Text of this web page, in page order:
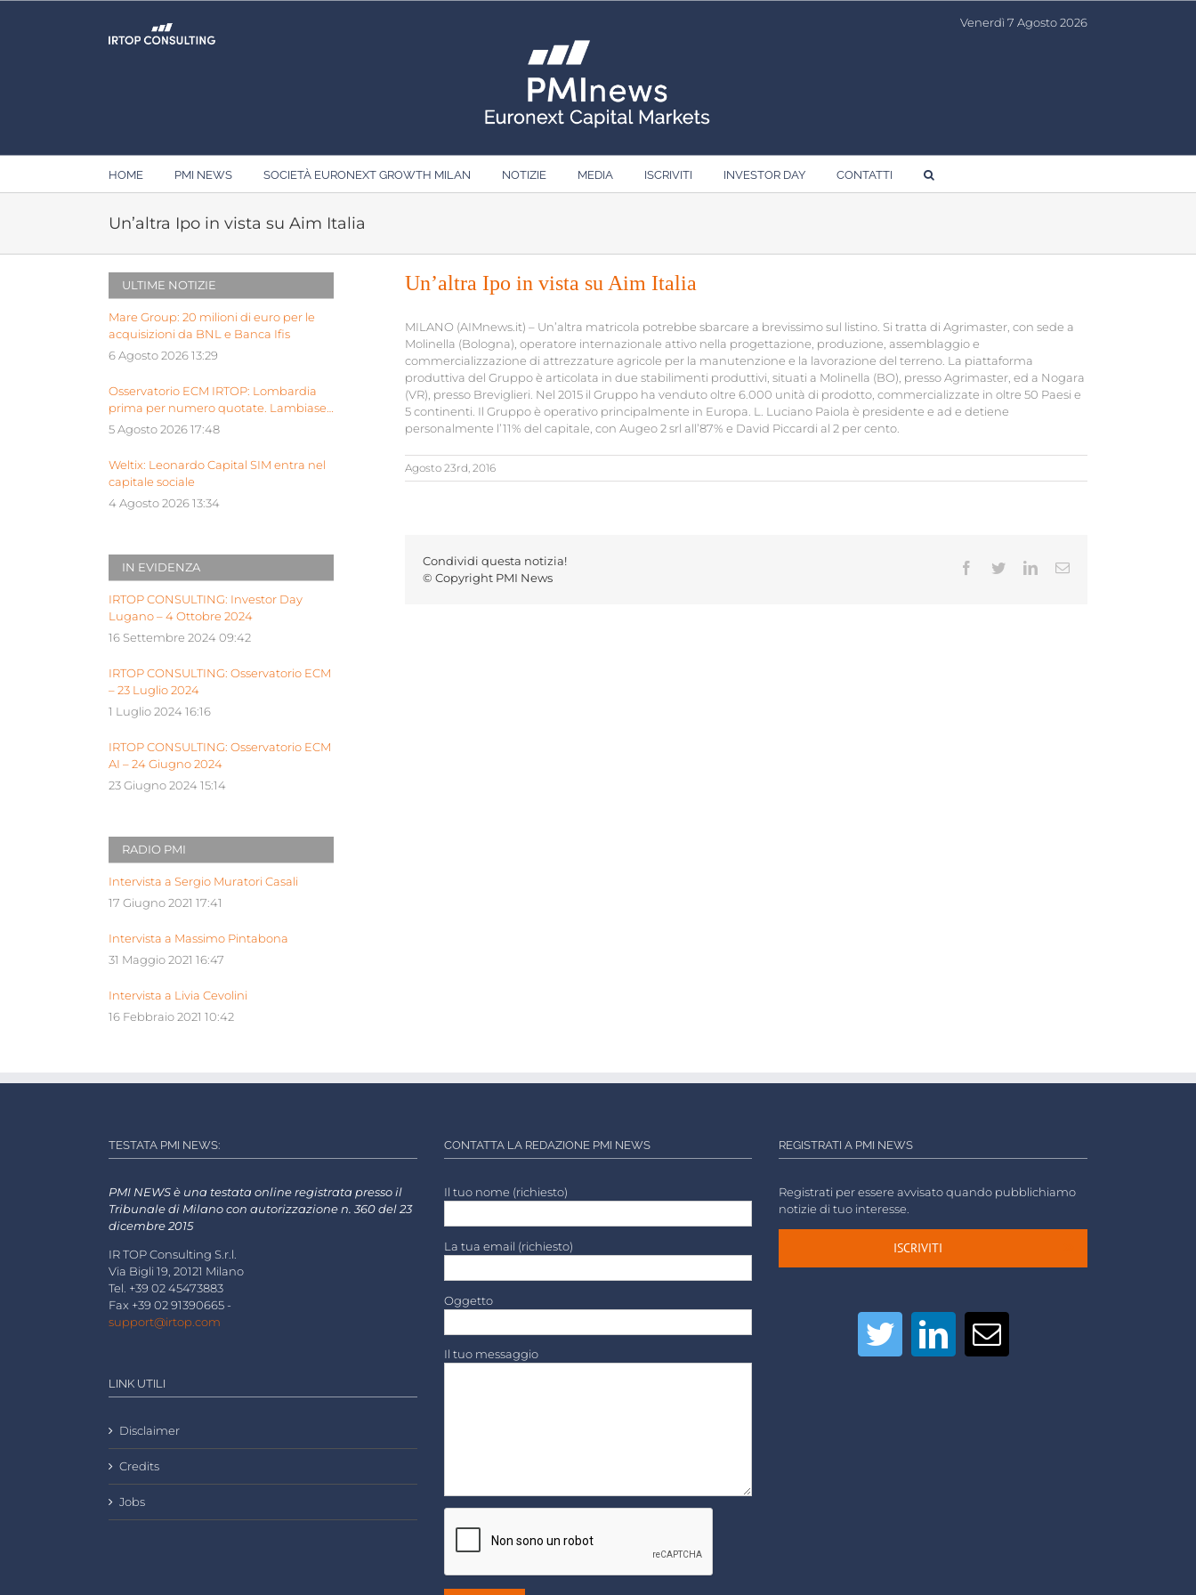
Venerdì 7 Agosto 2026
HOME PMI NEWS SOCIETÀ EURONEXT GROWTH MILAN NOTIZIE MEDIA ISCRIVITI INVESTOR DAY CONTATTI
Un’altra Ipo in vista su Aim Italia
Un’altra Ipo in vista su Aim Italia
MILANO (AIMnews.it) – Un’altra matricola potrebbe sbarcare a brevissimo sul listino. Si tratta di Agrimaster, con sede a
Molinella (Bologna), operatore internazionale attivo nella progettazione, produzione, assemblaggio e
commercializzazione di attrezzature agricole per la manutenzione e la lavorazione del terreno. La piattaforma
produttiva del Gruppo è articolata in due stabilimenti produttivi, situati a Molinella (BO), presso Agrimaster, ed a Nogara
(VR), presso Breviglieri. Nel 2015 il Gruppo ha venduto oltre 6.000 unità di prodotto, commercializzate in oltre 50 Paesi e
5 continenti. Il Gruppo è operativo principalmente in Europa. L. Luciano Paiola è presidente e ad e detiene
personalmente l’11% del capitale, con Augeo 2 srl all’87% e David Piccardi al 2 per cento.
Agosto 23rd, 2016
Condividi questa notizia!
© Copyright PMI News
Facebook
TwitterLinkedInEmail
ULTIME NOTIZIE
Mare Group: 20 milioni di euro per le
acquisizioni da BNL e Banca Ifis
6 Agosto 2026 13:29
Osservatorio ECM IRTOP: Lombardia
prima per numero quotate. Lambiase:
“Milano piattaforma europea Siu”
5 Agosto 2026 17:48
Weltix: Leonardo Capital SIM entra nel
capitale sociale
4 Agosto 2026 13:34
IN EVIDENZA
IRTOP CONSULTING: Investor Day
Lugano – 4 Ottobre 2024
16 Settembre 2024 09:42
IRTOP CONSULTING: Osservatorio ECM
– 23 Luglio 2024
1 Luglio 2024 16:16
IRTOP CONSULTING: Osservatorio ECM
AI – 24 Giugno 2024
23 Giugno 2024 15:14
RADIO PMI
Intervista a Sergio Muratori Casali
17 Giugno 2021 17:41
Intervista a Massimo Pintabona
31 Maggio 2021 16:47
Intervista a Livia Cevolini
16 Febbraio 2021 10:42
TESTATA PMI NEWS:
PMI NEWS è una testata online registrata presso il
Tribunale di Milano con autorizzazione n. 360 del 23
dicembre 2015
IR TOP Consulting S.r.l.
Via Bigli 19, 20121 Milano
Tel. +39 02 45473883
Fax +39 02 91390665 -
support@irtop.com
LINK UTILI
Disclaimer
Credits
Jobs
CONTATTA LA REDAZIONE PMI NEWS
Il tuo nome (richiesto)
La tua email (richiesto)
Oggetto
Il tuo messaggio
REGISTRATI A PMI NEWS
Registrati per essere avvisato quando pubblichiamo
notizie di tuo interesse.
ISCRIVITI